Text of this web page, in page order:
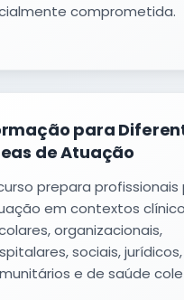
comprometida.
para
de Atuação
prepara profissionais
em contextos
organizacionais,
sociais, jurídicos,
e de saúde